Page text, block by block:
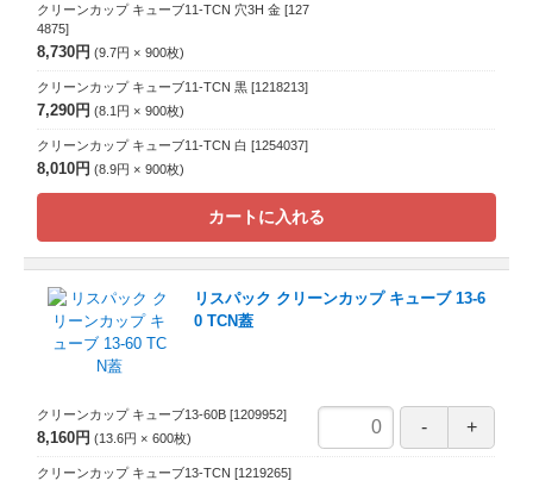
クリーンカップ キューブ11-TCN 穴3H 金 [127
4875]
8,730円 9.7円 900枚
クリーンカップ キューブ11-TCN 黒 [1218213]
7,290円 8.1円 900枚
クリーンカップ キューブ11-TCN 白 [1254037]
8,010円 8.9円 900枚
カートに入れる
リスパック クリーンカップ キューブ 13-6
0 TCN蓋
クリーンカップ キューブ13-60B [1209952]
8,160円 13.6円 600枚
クリーンカップ キューブ13-TCN [1219265]